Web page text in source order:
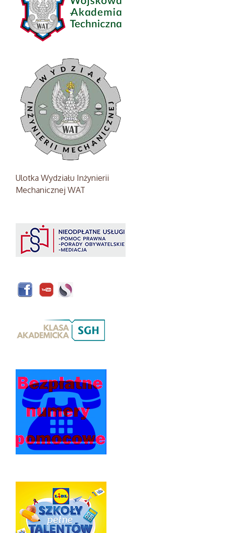
Ulotka Wydziału Inżynierii
Mechanicznej WAT